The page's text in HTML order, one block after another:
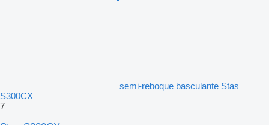
semi-reboque basculante Stas
S300CX
7